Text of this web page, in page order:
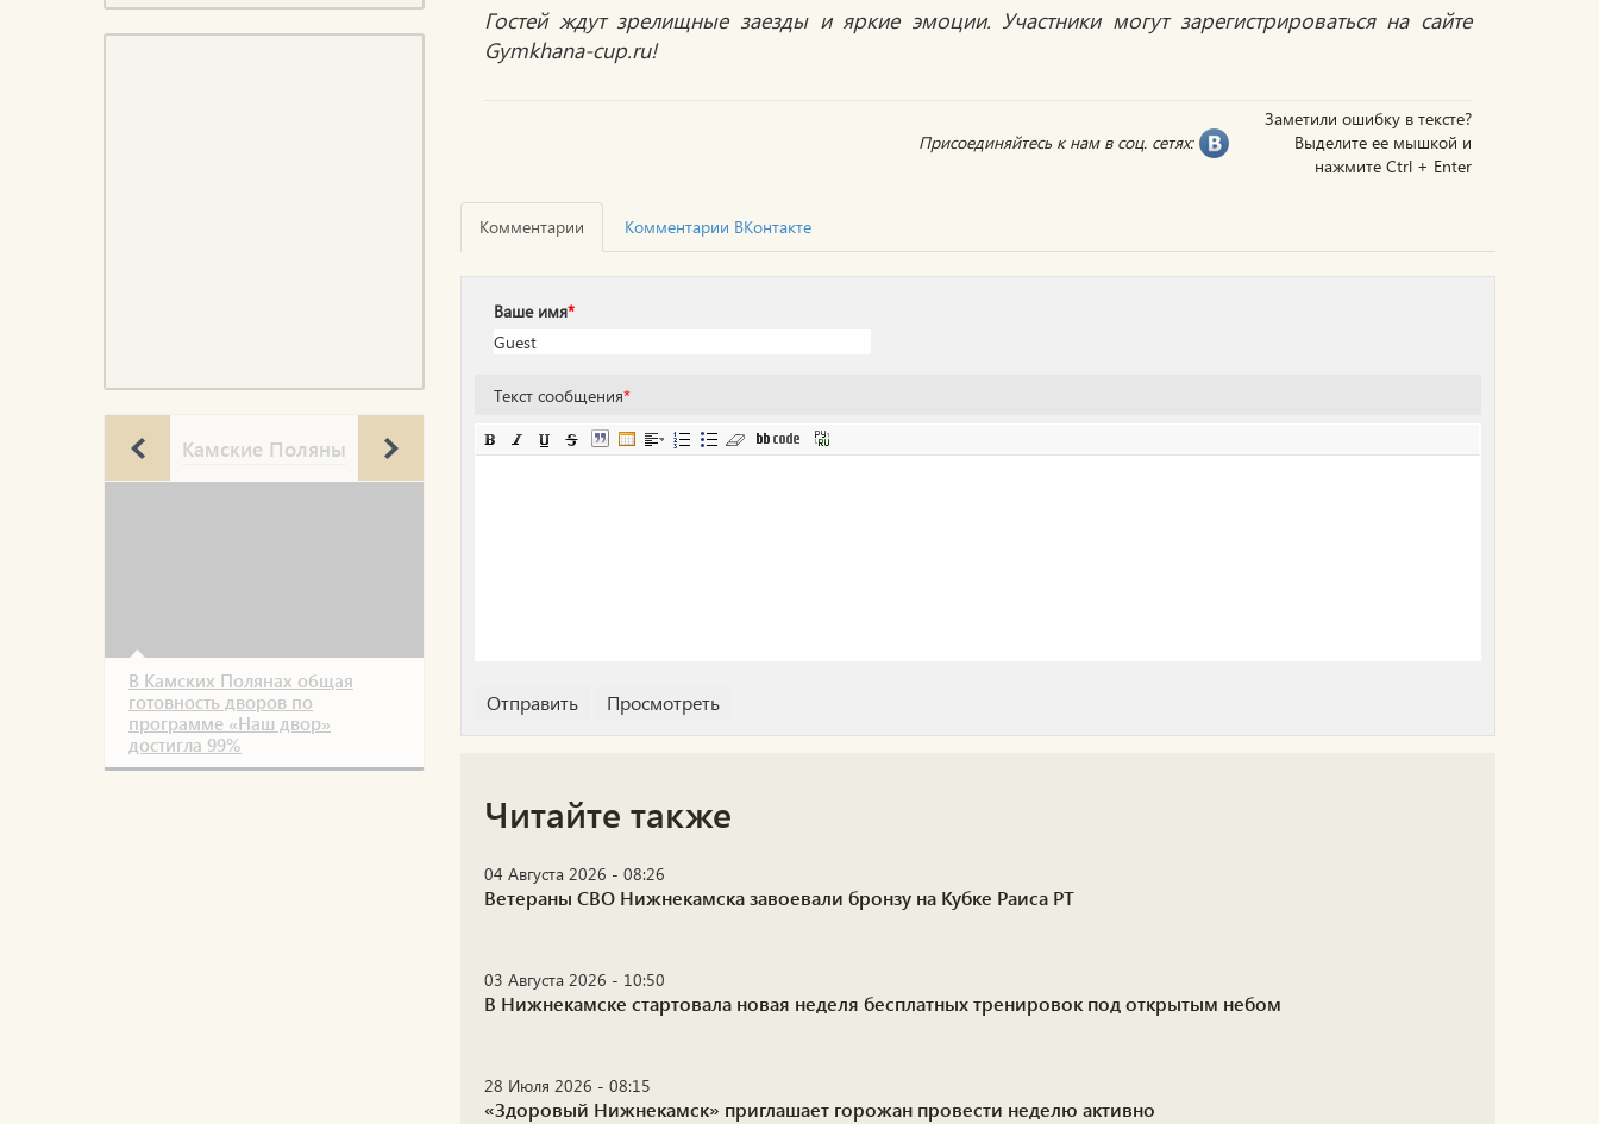
Камские Поляны
В Камских Полянах общая
готовность дворов по
программе «Наш двор»
достигла 99%
Гостей ждут зрелищные заезды и яркие эмоции. Участники могут зарегистрироваться на сайте
Gymkhana-cup.ru!
Заметили ошибку в тексте?
Выделите ее мышкой и
нажмите Ctrl + Enter
Присоединяйтесь к нам в соц. сетях:
Комментарии Комментарии ВКонтакте
Ваше имя*
Текст сообщения*
Читайте также
04 Августа 2026 - 08:26
Ветераны СВО Нижнекамска завоевали бронзу на Кубке Раиса РТ
03 Августа 2026 - 10:50
В Нижнекамске стартовала новая неделя бесплатных тренировок под открытым небом
28 Июля 2026 - 08:15
«Здоровый Нижнекамск» приглашает горожан провести неделю активно